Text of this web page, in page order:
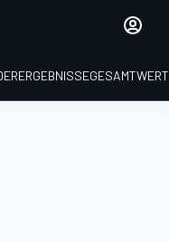
ERGEBNISSE